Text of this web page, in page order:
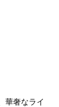
華奢なライ